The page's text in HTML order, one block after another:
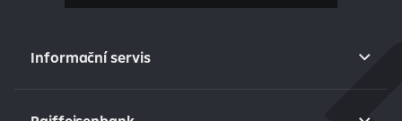
Informační servis